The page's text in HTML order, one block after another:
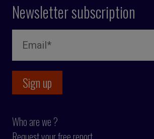
Newsletter subscription
Who are we ?